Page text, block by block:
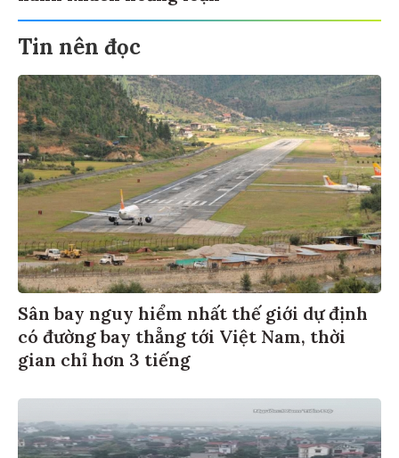
Tin nên đọc
Sân bay nguy hiểm nhất thế giới dự định
có đường bay thẳng tới Việt Nam, thời
gian chỉ hơn 3 tiếng